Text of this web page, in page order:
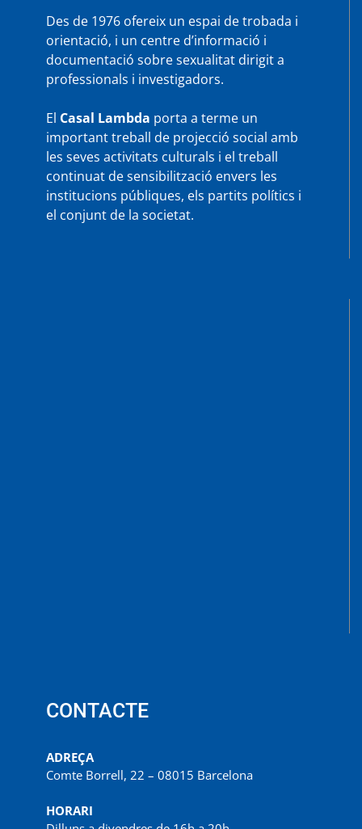
Des de 1976 ofereix un espai de trobada i
orientació, i un centre d’informació i
documentació sobre sexualitat dirigit a
professionals i investigadors.
El Casal Lambda porta a terme un
important treball de projecció social amb
les seves activitats culturals i el treball
continuat de sensibilització envers les
institucions públiques, els partits polítics i
el conjunt de la societat.
CONTACTE
ADREÇA
Comte Borrell, 22 – 08015 Barcelona
HORARI